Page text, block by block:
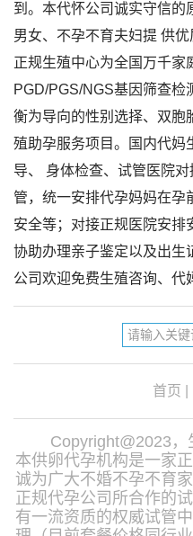
到。本代怀公司诚实守信的
男女、不孕不育夫妇提 供优
正规生殖中心为全国万千家
PGD/PGS/NGS基因筛查
衡为导向的性别选择、双胞
殖助孕服务项目。国内代妈
导、 身体检查、试管医院
管，统一安排代孕妈妈在孕
安全等；对接正规医院安排
协助办理亲子鉴定以及出生
公司欢迎免费生殖咨询、代
首页
Copyright@2023
本供卵代孕机构是一家
诚为广大不婚不孕不育
正规代孕公司所合作的
有一流资质的权威试管